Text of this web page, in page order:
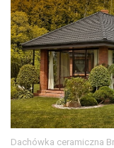
Dachówka ceramiczna